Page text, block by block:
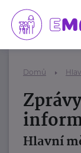
Domů
Hlavní